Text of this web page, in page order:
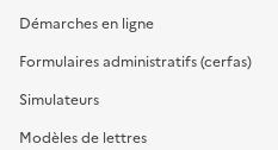
Démarches en ligne
Formulaires administratifs (cerfas)
Simulateurs
Modèles de lettres